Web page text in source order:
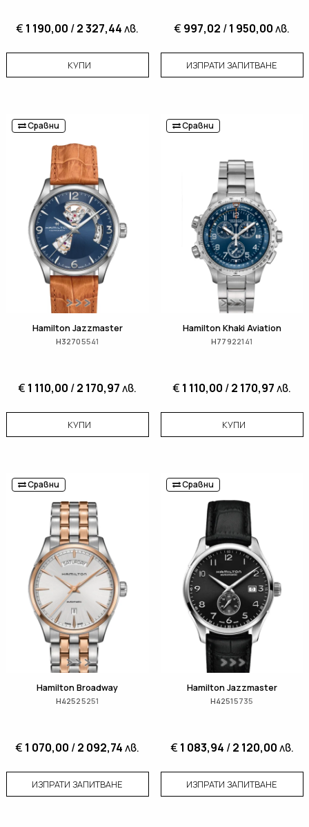
€ 1 190,00 /2 327,44лв.
КУПИ
€ 997,02 /1 950,00лв.
ИЗПРАТИ ЗАПИТВАНЕ
Сравни
Hamilton Jazzmaster
H32705541
€ 1 110,00 /2 170,97лв.
КУПИ
Сравни
Hamilton Khaki Aviation
H77922141
€ 1 110,00 /2 170,97лв.
КУПИ
Сравни
Hamilton Broadway
H42525251
€ 1 070,00 /2 092,74лв.
ИЗПРАТИ ЗАПИТВАНЕ
Сравни
Hamilton Jazzmaster
H42515735
€ 1 083,94 /2 120,00лв.
ИЗПРАТИ ЗАПИТВАНЕ